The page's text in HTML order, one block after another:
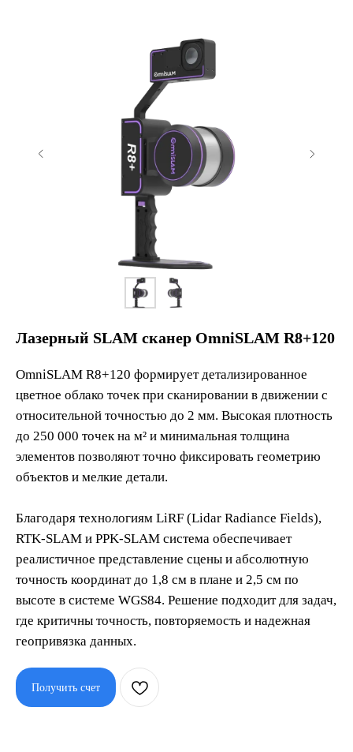
Лазерный SLAM сканер OmniSLAM R8+120
OmniSLAM R8+120 формирует детализированное
цветное облако точек при сканировании в движении с
относительной точностью до 2 мм. Высокая плотность
до 250 000 точек на м² и минимальная толщина
элементов позволяют точно фиксировать геометрию
объектов и мелкие детали.
Благодаря технологиям LiRF (Lidar Radiance Fields),
RTK-SLAM и PPK-SLAM система обеспечивает
реалистичное представление сцены и абсолютную
точность координат до 1,8 см в плане и 2,5 см по
высоте в системе WGS84. Решение подходит для задач,
где критичны точность, повторяемость и надежная
геопривязка данных.
Получить счет